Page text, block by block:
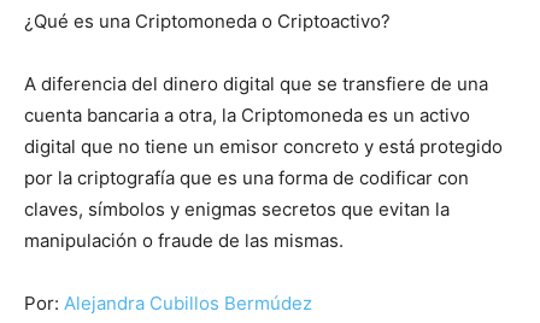
¿Qué es una Criptomoneda o Criptoactivo?
A diferencia del dinero digital que se transfiere de una
cuenta bancaria a otra, la Criptomoneda es un activo
digital que no tiene un emisor concreto y está protegido
por la criptografía que es una forma de codificar con
claves, símbolos y enigmas secretos que evitan la
manipulación o fraude de las mismas.
Por: Alejandra Cubillos Bermúdez